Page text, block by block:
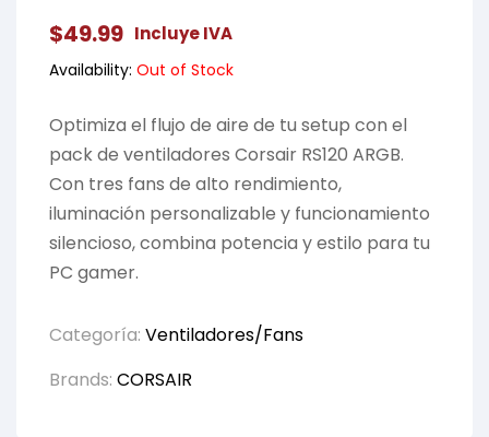
$49.99 Incluye IVA
Availability: Out of Stock
Optimiza el flujo de aire de tu setup con el
pack de ventiladores Corsair RS120 ARGB.
Con tres fans de alto rendimiento,
iluminación personalizable y funcionamiento
silencioso, combina potencia y estilo para tu
PC gamer.
Categoría: Ventiladores/Fans
Brands: CORSAIR